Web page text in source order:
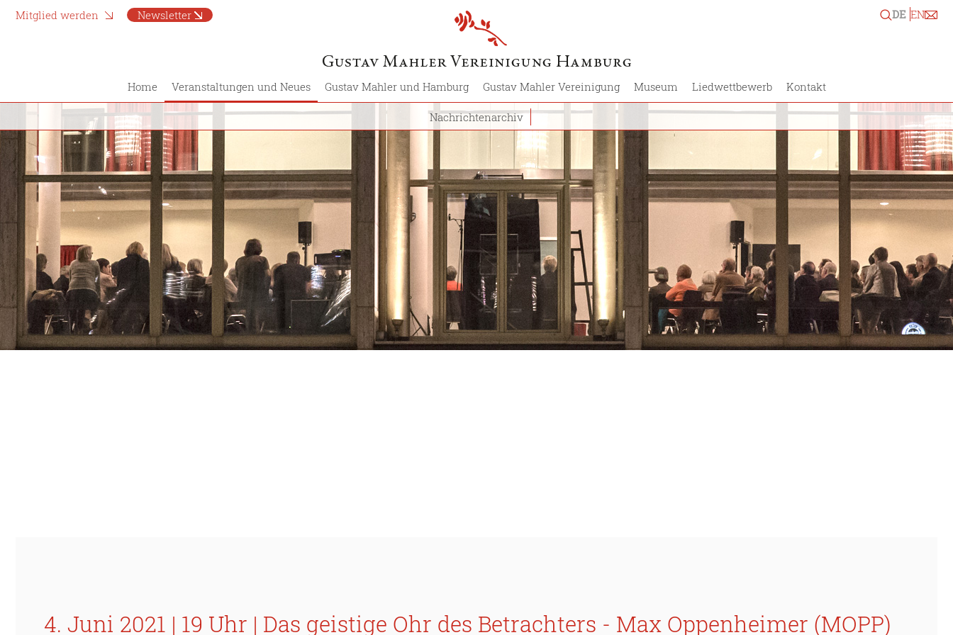
Mitglied werden Newsletter DE EN
Home Veranstaltungen und Neues
Nachrichtenarchiv
Gustav Mahler und Hamburg Gustav Mahler Vereinigung Museum Liedwettbewerb Kontakt
4. Juni 2021 | 19 Uhr | Das geistige Ohr des Betrachters - Max Oppenheimer (MOPP)